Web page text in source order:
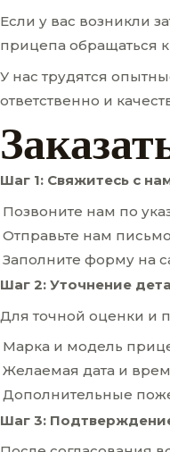
Если у вас возникли
прицепа обращаться
У нас трудятся
ответственно и
Шаг 1: Свяжитесь с
Позвоните нам по
Отправьте нам
Заполните форму на
Шаг 2: Уточнение
Для точной оценки и
Марка и модель
Желаемая дата и
Дополнительные
Шаг 3: